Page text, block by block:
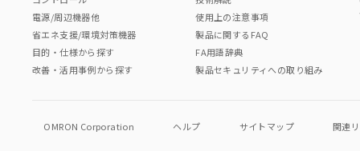
電源/周辺機器他
省エネ支援/環境対策機器
目的・仕様から探す
改善・活用事例から探す
使用上の注意事項
製品に関するFAQ
FA用語辞典
製品セキュリティへの取り組み
OMRON Corporation ヘルプ サイトマップ 関連